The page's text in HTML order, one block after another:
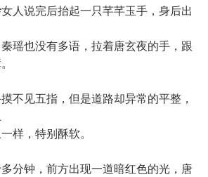
说完后抬起一只芊芊玉手，身后出
瑶也没有多语，拉着唐玄夜的手，跟
见五指，但是道路却异常的平整，
样，特别酥软。
钟，前方出现一道暗红色的光，唐